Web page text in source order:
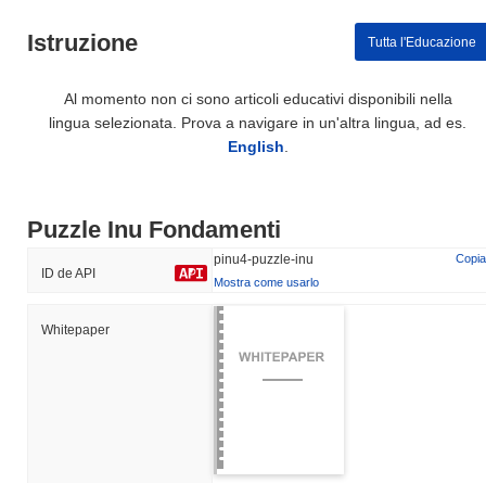
Istruzione Tutta l'Educazione
Al momento non ci sono articoli educativi disponibili nella
lingua selezionata. Prova a navigare in un'altra lingua, ad es.
English.
Puzzle Inu Fondamenti
ID de API
pinu4-puzzle-inu
Copia
Mostra come usarlo
Whitepaper